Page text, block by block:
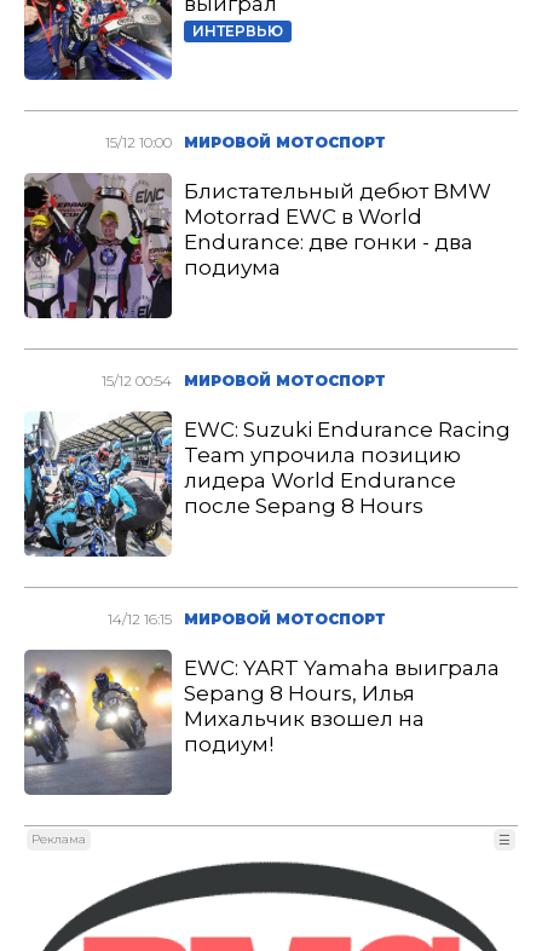
ИНТЕРВЬЮ
15/12 10:00 МИРОВОЙ МОТОСПОРТ
Блистательный дебют BMW
Motorrad EWC в World
Endurance: две гонки - два
подиума
15/12 00:54 МИРОВОЙ МОТОСПОРТ
EWC: Suzuki Endurance Racing
Team упрочила позицию
лидера World Endurance
после Sepang 8 Hours
14/12 16:15 МИРОВОЙ МОТОСПОРТ
EWC: YART Yamaha выиграла
Sepang 8 Hours, Илья
Михальчик взошел на
подиум!
Реклама ☰